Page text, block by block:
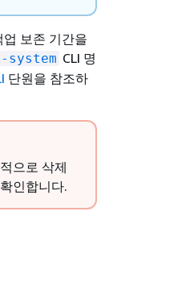
업 보존 기간을
CLI 명
단원을 참조하
으로 삭제
인합니다.